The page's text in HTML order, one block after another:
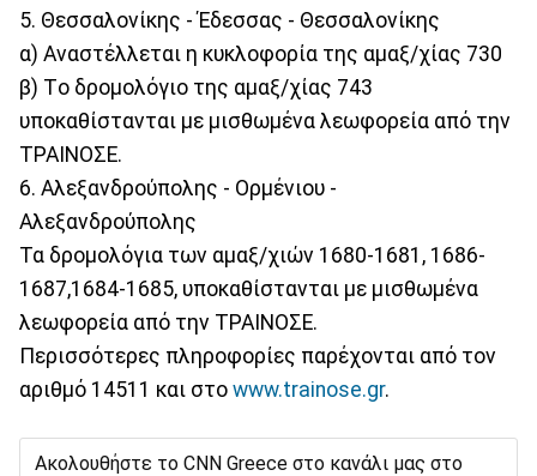
5. Θεσσαλονίκης - Έδεσσας - Θεσσαλονίκης
α) Αναστέλλεται η κυκλοφορία της αμαξ/χίας 730
β) Τo δρομολόγιο της αμαξ/χίας 743
υποκαθίστανται με μισθωμένα λεωφορεία από την
ΤΡΑΙΝΟΣΕ.
6. Αλεξανδρούπολης - Ορμένιου -
Αλεξανδρούπολης
Τα δρομολόγια των αμαξ/χιών 1680-1681, 1686-
1687,1684-1685, υποκαθίστανται με μισθωμένα
λεωφορεία από την ΤΡΑΙΝΟΣΕ.
Περισσότερες πληροφορίες παρέχονται από τον
αριθμό 14511 και στο www.trainose.gr.
Ακολουθήστε το CNN Greece στο κανάλι μας στο